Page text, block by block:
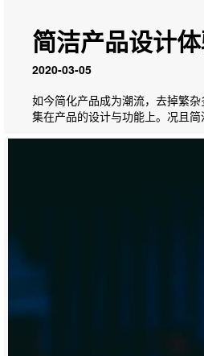
简洁产品设计
2020-03-05
如今简化产品成为潮流，去掉繁
集在产品的设计与功能上。况且简